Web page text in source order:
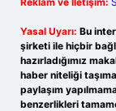
Yasal Uyarı: Bu
şirketi ile hiçbir
hazırladığımız
haber niteliği
paylaşım
benzerlikleri